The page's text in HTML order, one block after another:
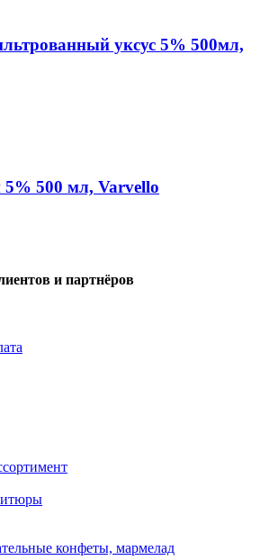
уксус 5% 500мл,
500 мл, Varvello
и партнёров
конфеты, мармелад